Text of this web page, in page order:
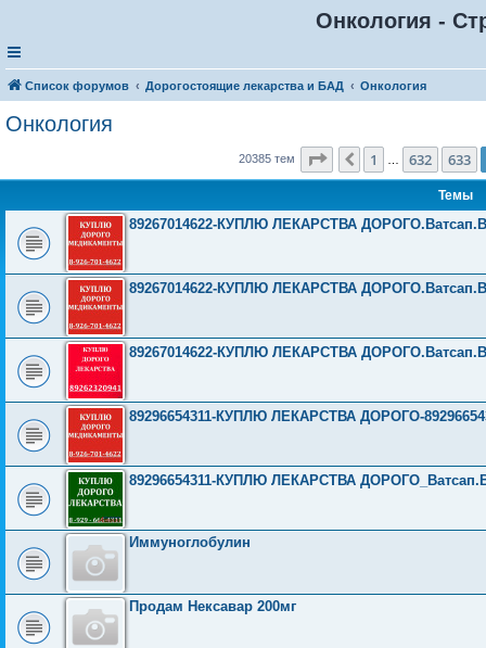
Онкология -
Список форумов Дорогостоящие лекарства и БАД Онкология
Онкология
20385 тем Страница 634из 816
Пред.
1 632 633
Темы
89267014622-КУПЛЮ ЛЕКАРСТВА
89267014622-КУПЛЮ ЛЕКАРСТВА
89267014622-КУПЛЮ ЛЕКАРСТВА
89296654311-КУПЛЮ ЛЕКАРСТВА ДОРОГО-
89296654311-КУПЛЮ ЛЕКАРСТВА
Иммуноглобулин
Продам Нексавар 200мг